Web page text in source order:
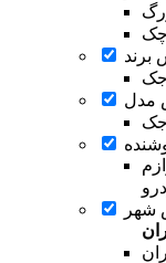
برند
جک
مدل
شهر